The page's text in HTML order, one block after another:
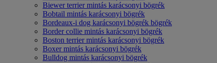
Biewer terrier mintás karácsonyi bögrék
Bobtail mintás karácsonyi bögrék
Bordeaux-i dog karácsonyi bögrék bögrék
Border collie mintás karácsonyi bögrék
Boston terrier mintás karácsonyi bögrék
Boxer mintás karácsonyi bögrék
Bulldog mintás karácsonyi bögrék